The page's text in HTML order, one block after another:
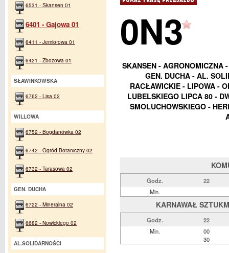
0N3
SKANSEN - AGRONOMICZNA
GEN. DUCHA - AL.
RACŁAWICKIE - LIPOWA -
LUBELSKIEGO LIPCA 80 -
SMOLUCHOWSKIEGO -
Godz.
22
Min.
KARNAWAŁ
Godz.
22
Min.
00
30
6531 - Skansen 01
6401 - Gajowa 01
6411 - Jemiołowa 01
6421 - Zbożowa 01
SŁAWINKOWSKA
6762 - Lisa 02
WILLOWA
6752 - Bogdanówka 02
6742 - Ogród Botaniczny 02
6732 - Tarasowa 02
GEN. DUCHA
6722 - Mineralna 02
6682 - Nowickiego 02
AL.SOLIDARNOŚCI